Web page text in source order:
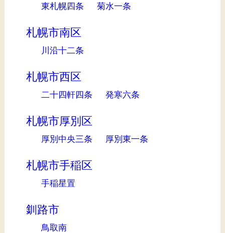
東札幌四条 菊水一条
札幌市南区
川沿十二条
札幌市西区
二十四軒四条 発寒六条
札幌市厚別区
厚別中央三条 厚別東一条
札幌市手稲区
手稲星置
釧路市
鳥取南